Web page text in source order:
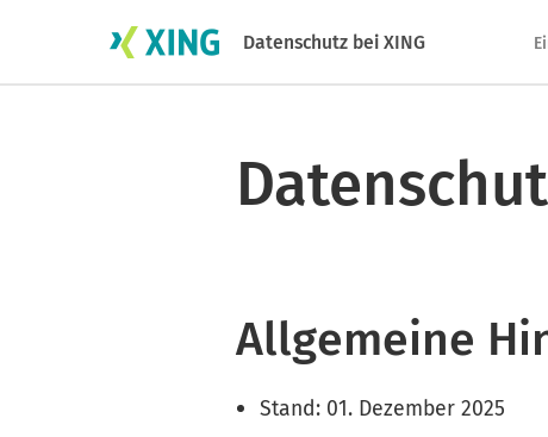
Datenschutz bei XING
Allgemeine
Stand: 01. Dezember 2025